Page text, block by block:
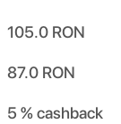
105.0 RON
87.0 RON
5 %cashback